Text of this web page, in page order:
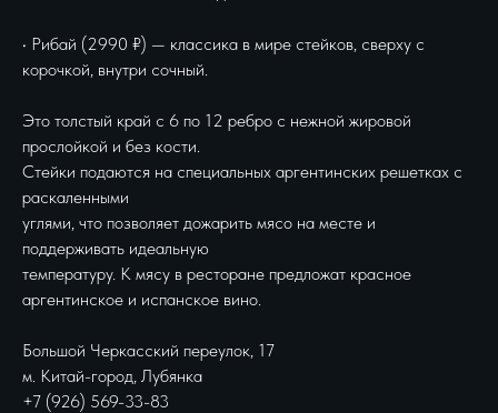
• Рибай (2990 ₽) — классика в мире стейков, сверху с
корочкой, внутри сочный.
Это толстый край с 6 по 12 ребро с нежной жировой
прослойкой и без кости.
Стейки подаются на специальных аргентинских решетках с
раскаленными
углями, что позволяет дожарить мясо на месте и
поддерживать идеальную
температуру. К мясу в ресторане предложат красное
аргентинское и испанское вино.
Большой Черкасский переулок, 17
м. Китай-город, Лубянка
+7 (926) 569-33-83